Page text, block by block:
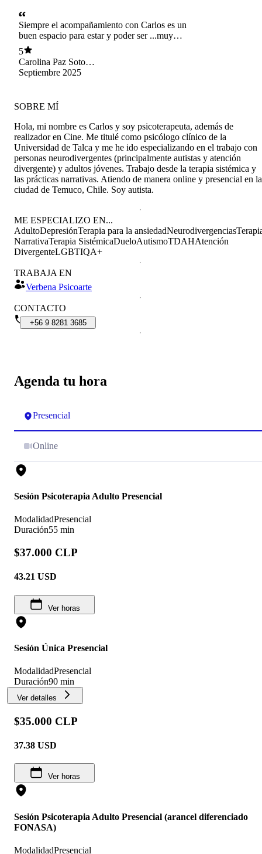
Siempre el acompañamiento con Carlos es un
buen espacio para estar y poder ser ...muy
cómodo ☺️
5
Carolina Paz Soto
Flores
Septiembre 2025
Agenda tu hora
Presencial
Online
Sesión Psicoterapia Adulto Presencial
ModalidadPresencial
Duración55 min
$37.000 CLP
43.21 USD
Ver horas
Sesión Única Presencial
ModalidadPresencial
Duración90 min
Ver detalles
$35.000 CLP
37.38 USD
Ver horas
Sesión Psicoterapia Adulto Presencial (arancel diferenciado
FONASA)
ModalidadPresencial
SOBRE MÍ
Hola, mi nombre es Carlos y soy psicoterapeuta, además de
realizador en Cine. Me titulé como psicólogo clínico de la
Universidad de Talca y me he ido especializando en el trabajo con
personas neurodivergentes (principalmente autistas y atención
divergente) y adultos jóvenes. Trabajo desde la terapia sistémica y
las prácticas narrativas. Atiendo de manera online y presencial en la
ciudad de Temuco, Chile. Soy autista.
ME ESPECIALIZO EN...
AdultoDepresiónTerapia para la ansiedadNeurodivergencias
NarrativaTerapia SistémicaDueloAutismoTDAHAtención
DivergenteLGBTIQA+
TRABAJA EN
Verbena Psicoarte
CONTACTO
+56 9 8281 3685